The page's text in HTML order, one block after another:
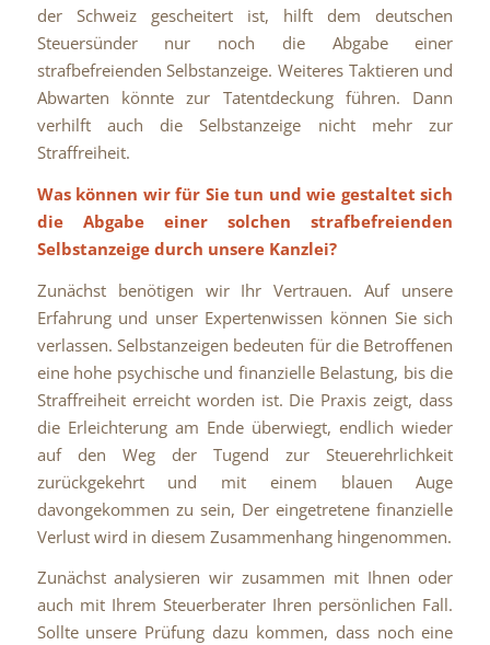
der Schweiz gescheitert ist, hilft dem deutschen
Steuersünder nur noch die Abgabe einer
strafbefreienden Selbstanzeige. Weiteres Taktieren und
Abwarten könnte zur Tatentdeckung führen. Dann
verhilft auch die Selbstanzeige nicht mehr zur
Straffreiheit.
Was können wir für Sie tun und wie gestaltet sich
die Abgabe einer solchen strafbefreienden
Selbstanzeige durch unsere Kanzlei?
Zunächst benötigen wir Ihr Vertrauen. Auf unsere
Erfahrung und unser Expertenwissen können Sie sich
verlassen. Selbstanzeigen bedeuten für die Betroffenen
eine hohe psychische und finanzielle Belastung, bis die
Straffreiheit erreicht worden ist. Die Praxis zeigt, dass
die Erleichterung am Ende überwiegt, endlich wieder
auf den Weg der Tugend zur Steuerehrlichkeit
zurückgekehrt und mit einem blauen Auge
davongekommen zu sein, Der eingetretene finanzielle
Verlust wird in diesem Zusammenhang hingenommen.
Zunächst analysieren wir zusammen mit Ihnen oder
auch mit Ihrem Steuerberater Ihren persönlichen Fall.
Sollte unsere Prüfung dazu kommen, dass noch eine